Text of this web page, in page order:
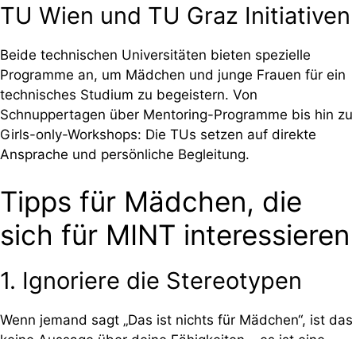
TU Wien und TU Graz Initiativen
Beide technischen Universitäten bieten spezielle
Programme an, um Mädchen und junge Frauen für ein
technisches Studium zu begeistern. Von
Schnuppertagen über Mentoring-Programme bis hin zu
Girls-only-Workshops: Die TUs setzen auf direkte
Ansprache und persönliche Begleitung.
Tipps für Mädchen, die
sich für MINT interessieren
1. Ignoriere die Stereotypen
Wenn jemand sagt „Das ist nichts für Mädchen“, ist das